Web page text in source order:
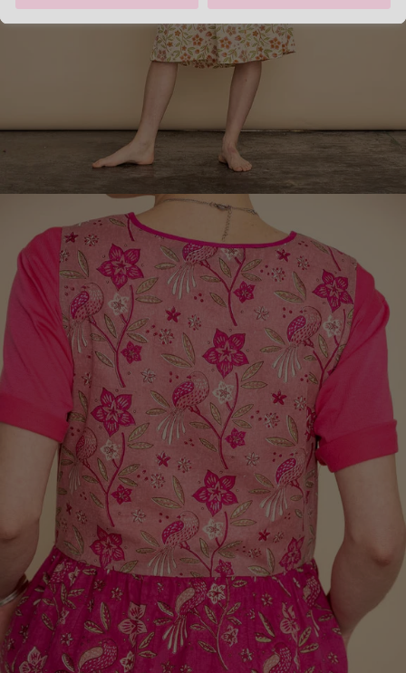
Interiør
Nyhet
Gardiner
Tepper & matter
Frotté
Boker
Tidligere favoritter
Badet
Spiseplassen